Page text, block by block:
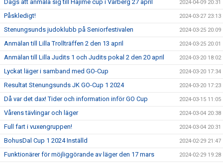
Dags att anmäla sig till Hajime cup i Varberg 27 april 2024-04-09 20:31
Påskledigt! 2024-03-27 23:13
Stenungsunds judoklubb på Seniorfestivalen 2024-03-25 20:09
Anmälan till Lilla Trollträffen 2 den 13 april 2024-03-25 20:01
Anmälan till Lilla Judits 1 och Judits pokal 2 den 20 april 2024-03-20 18:02
Lyckat läger i samband med GO-Cup 2024-03-20 17:34
Resultat Stenungsunds JK GO-Cup 1 2024 2024-03-20 17:23
Då var det dax! Tider och information inför GO Cup 2024-03-15 11:05
Vårens tävlingar och läger 2024-03-04 20:38
Full fart i vuxengruppen! 2024-03-04 20:31
BohusDal Cup 1 2024 Inställd 2024-02-29 21:47
Funktionärer för möjliggörande av läger den 17 mars 2024-02-29 19:28